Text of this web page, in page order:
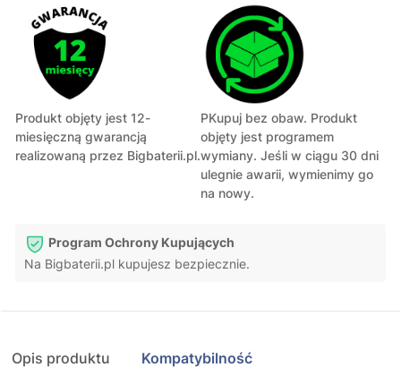
Produkt objęty jest 12-
miesięczną gwarancją
realizowaną przez Bigbaterii.pl.
PKupuj bez obaw. Produkt
objęty jest programem
wymiany. Jeśli w ciągu 30 dni
ulegnie awarii, wymienimy go
na nowy.
Program Ochrony Kupujących
Na Bigbaterii.pl kupujesz bezpiecznie.
Opis produktu Kompatybilność